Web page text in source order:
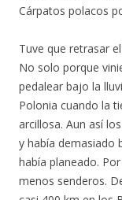
Cárpatos polacos
Tuve que retrasar
No solo porque
pedalear bajo la
Polonia cuando la
arcillosa. Aun así
y había demasiado
había planeado.
menos senderos.